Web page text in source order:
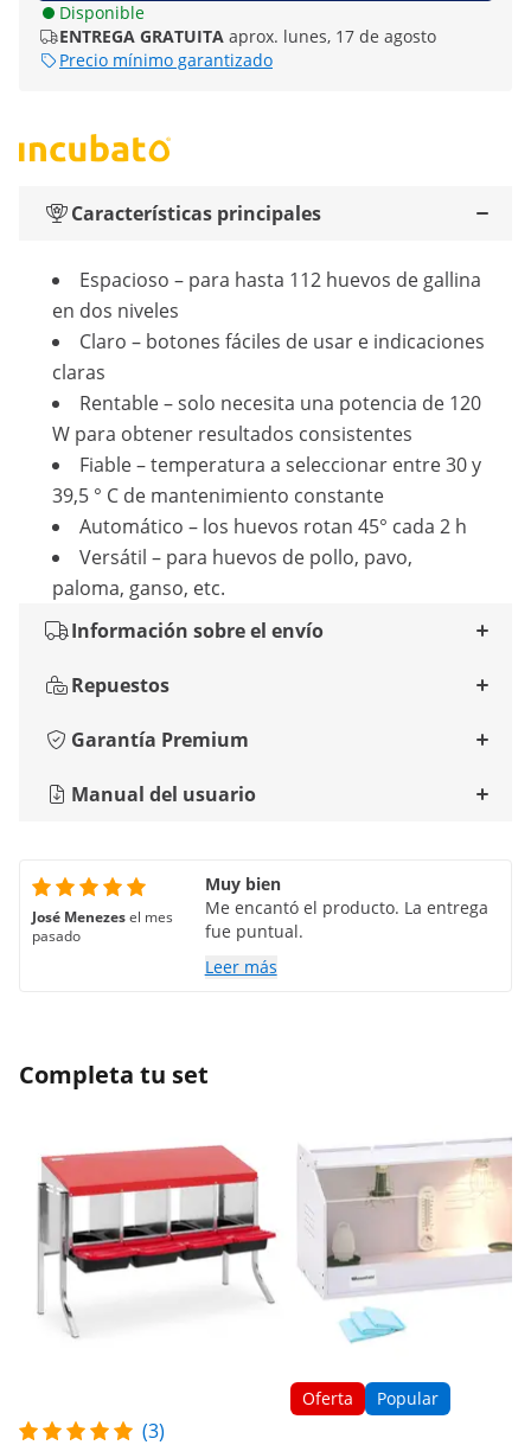
Disponible
ENTREGA GRATUITA aprox. lunes, 17 de agosto
Precio mínimo garantizado
Características principales
Espacioso – para hasta 112 huevos de gallina
en dos niveles
Claro – botones fáciles de usar e indicaciones
claras
Rentable – solo necesita una potencia de 120
W para obtener resultados consistentes
Fiable – temperatura a seleccionar entre 30 y
39,5 ° C de mantenimiento constante
Automático – los huevos rotan 45° cada 2 h
Versátil – para huevos de pollo, pavo,
paloma, ganso, etc.
Información sobre el envío
Repuestos
Garantía Premium
Manual del usuario
José Menezesel mes
pasado
Muy bien
Me encantó el producto. La entrega
fue puntual.
Leer más
Completa tu set
(3)
Oferta Popular